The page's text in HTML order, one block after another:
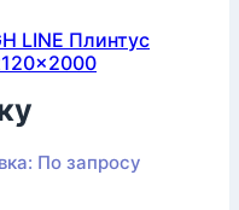
LINE Плинтус
По запросу